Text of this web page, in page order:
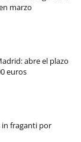
marzo
abre el plazo
euros
fraganti por